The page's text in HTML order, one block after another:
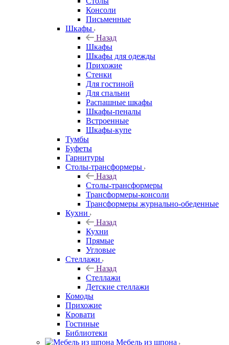
Консоли
Письменные
Шкафы
Назад
Шкафы
Шкафы для одежды
Прихожие
Стенки
Для гостиной
Для спальни
Распашные шкафы
Шкафы-пеналы
Встроенные
Шкафы-купе
Тумбы
Буфеты
Гарнитуры
Столы-трансформеры
Назад
Столы-трансформеры
Трансформеры-консоли
Трансформеры журнально-обеденные
Кухни
Назад
Кухни
Прямые
Угловые
Стеллажи
Назад
Стеллажи
Детские стеллажи
Комоды
Прихожие
Кровати
Гостиные
Библиотеки
Мебель из шпона